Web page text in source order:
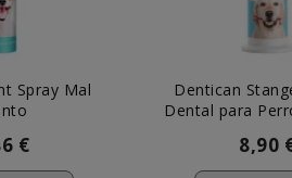
Spray Mal
€
Dentican
Dental para
8,90